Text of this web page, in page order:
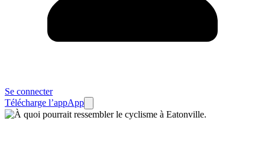
Se connecter
Télécharge l’appApp